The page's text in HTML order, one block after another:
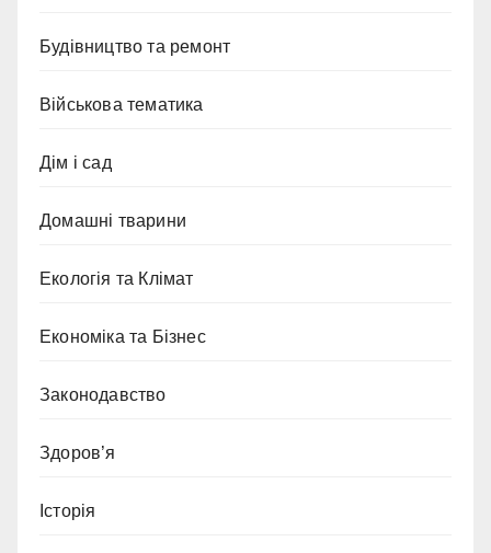
Будівництво та ремонт
Військова тематика
Дім і сад
Домашні тварини
Екологія та Клімат
Економіка та Бізнес
Законодавство
Здоров’я
Історія